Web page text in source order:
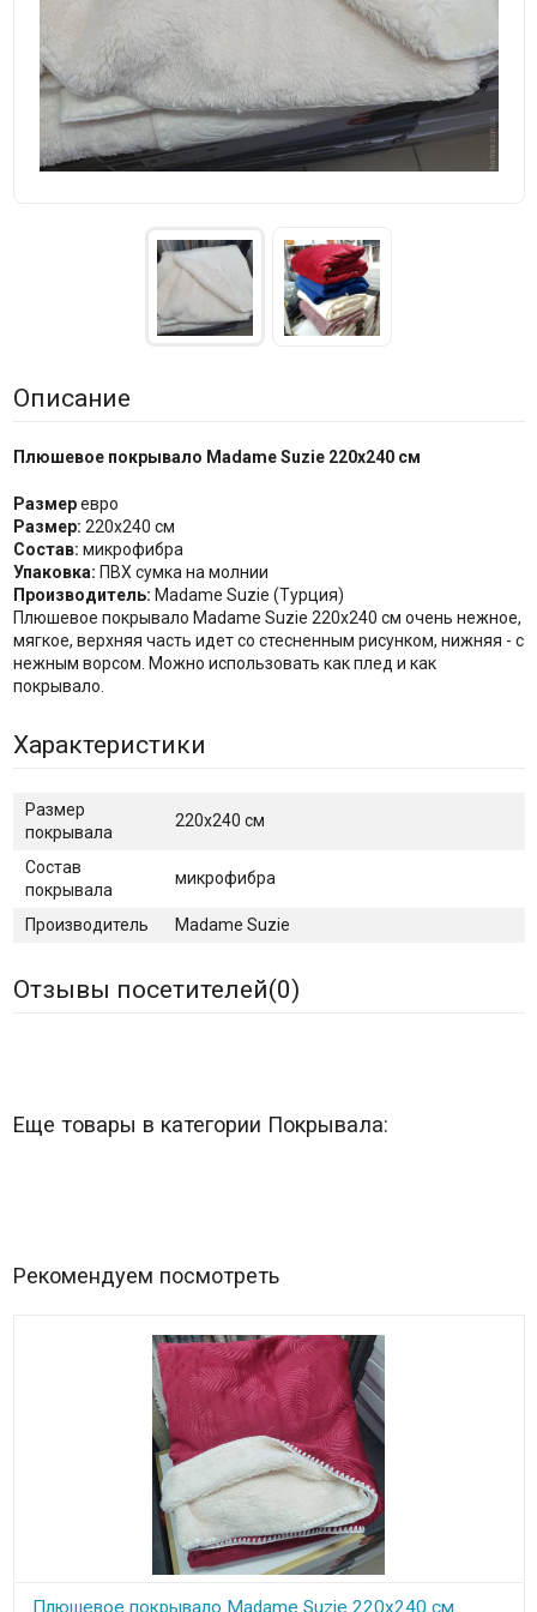
Описание
Плюшевое покрывало Madame Suzie 220х240 см
Размеревро
Размер: 220х240 см
Состав: микрофибра
Упаковка: ПВХ сумка на молнии
Производитель: Madame Suzie (Турция)
Плюшевое покрывало Madame Suzie 220х240 см очень нежное,
мягкое, верхняя часть идет со стесненным рисунком, нижняя - с
нежным ворсом. Можно использовать как плед и как
покрывало.
Характеристики
Размер
покрывала
220х240 см
Состав
покрывала
микрофибра
Производитель Madame Suzie
Отзывы посетителей(0)
Еще товары в категории Покрывала:
Рекомендуем посмотреть
Плюшевое покрывало Madame Suzie 220х240 см